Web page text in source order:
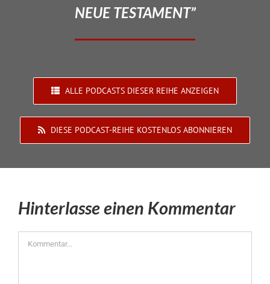
NEUE TESTAMENT”
ALLE PODCASTS DIESER REIHE ANZEIGEN
DIESE PODCAST-REIHE KOSTENLOS ABONNIEREN
Hinterlasse einen Kommentar